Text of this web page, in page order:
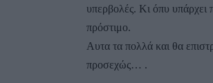
υπερβολές. Κι όπυ υπάρχει
πρόστιμο.
Αυτα τα πολλά και θα
προσεχώς… .